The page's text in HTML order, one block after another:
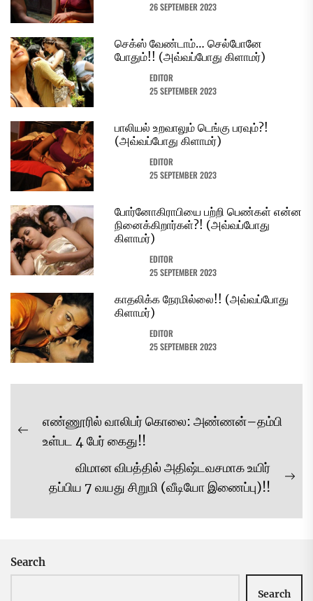
26 SEPTEMBER 2023
செக்ஸ் வேண்டாம்… செல்போனே
போதும்!! (அவ்வப்போது கிளாமர்)
EDITOR
25 SEPTEMBER 2023
பாலியல் உறவாலும் டெங்கு பரவும்?!
(அவ்வப்போது கிளாமர்)
EDITOR
25 SEPTEMBER 2023
போர்னோகிராபியை பற்றி பெண்கள் என்ன
நினைக்கிறார்கள்?! (அவ்வப்போது
கிளாமர்)
EDITOR
25 SEPTEMBER 2023
காதலிக்க நேரமில்லை!! (அவ்வப்போது
கிளாமர்)
EDITOR
25 SEPTEMBER 2023
Post
navigation
Previous
எண்ணூரில் வாலிபர் கொலை: அண்ணன்–தம்பி
உள்பட 4 பேர் கைது!!
விமான விபத்தில் அதிஷ்டவசமாக உயிர்
தப்பிய 7 வயது சிறுமி (வீடியோ இணைப்பு)!!
Search
Search